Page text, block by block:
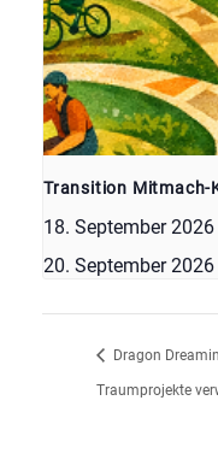
Transition Mitmach-
18. September
20. September
Dragon
Traumprojekte